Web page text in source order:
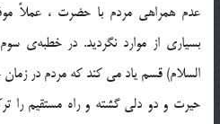
عدم همراهي مردم با حضرت ، عملاً
بسياري از موارد نگرديد. در خطبه‌ي
السلام) قسم ياد مي كند كه مردم در
حيرت و دو دلي گشته و راه مستقيم را